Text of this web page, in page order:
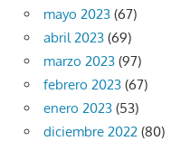
mayo 2023 (67)
abril 2023 (69)
marzo 2023 (97)
febrero 2023 (67)
enero 2023 (53)
diciembre 2022 (80)